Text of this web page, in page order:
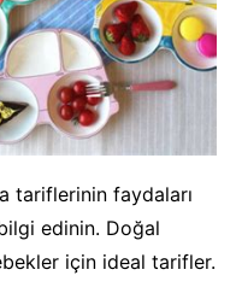
tariflerinin faydaları
edinin. Doğal
için ideal tarifler.